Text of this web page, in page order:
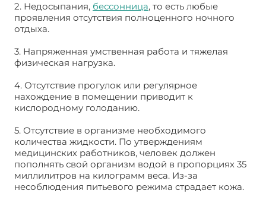
2. Недосыпания, бессонница, то есть любые
проявления отсутствия полноценного ночного
отдыха.
3. Напряженная умственная работа и тяжелая
физическая нагрузка.
4. Отсутствие прогулок или регулярное
нахождение в помещении приводит к
кислородному голоданию.
5. Отсутствие в организме необходимого
количества жидкости. По утверждениям
медицинских работников, человек должен
пополнять свой организм водой в пропорциях 35
миллилитров на килограмм веса. Из-за
несоблюдения питьевого режима страдает кожа.